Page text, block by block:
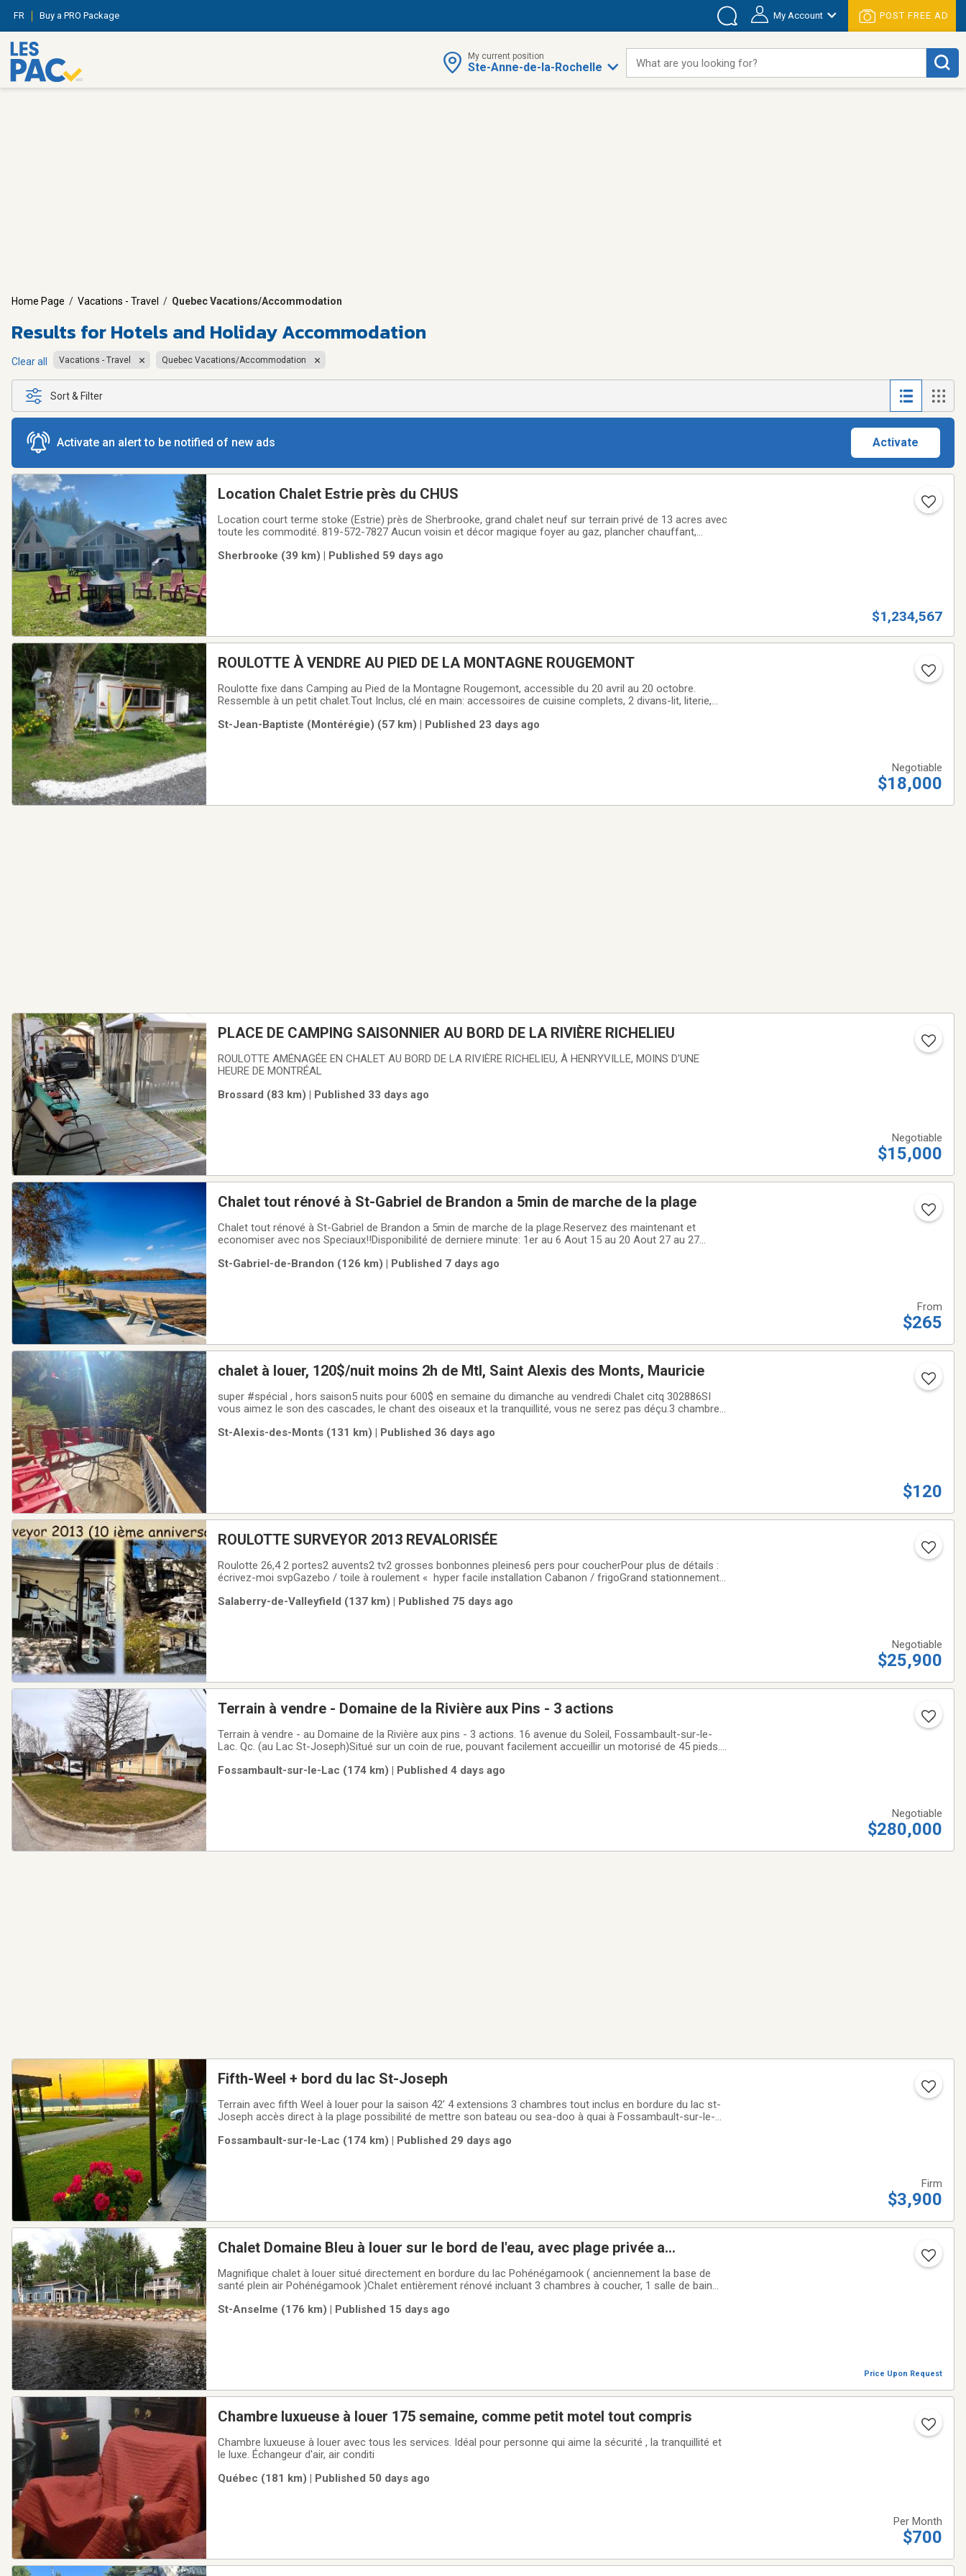
FR Buy a PRO Package My Account POST FREE AD
My current position
Ste-Anne-de-la-Rochelle What are you looking for?
Home Page / Vacations - Travel / Quebec Vacations/Accommodation
Results forHotels and Holiday Accommodation
Clear all Vacations - Travel Quebec Vacations/Accommodation
Sort & Filter
Activate an alert to be notified of new ads Activate
Location Chalet Estrie près du CHUS
Location court terme stoke (Estrie) près de Sherbrooke, grand chalet neuf sur terrain privé de 13 acres avec
toute les commodité. 819-572-7827 Aucun voisin et décor magique foyer au gaz, plancher chauffant,
terrain de pratique de golf,
Sherbrooke (39 km) | Published 59 days ago
$1,234,567
ROULOTTE À VENDRE AU PIED DE LA MONTAGNE ROUGEMONT
Roulotte fixe dans Camping au Pied de la Montagne Rougemont, accessible du 20 avril au 20 octobre.
Ressemble à un petit chalet.Tout Inclus, clé en main: accessoires de cuisine complets, 2 divans-lit, literie,
objets utiles. Patio 12' X 12'.
St-Jean-Baptiste (Montérégie) (57 km) | Published 23 days ago
Negotiable
$18,000
PLACE DE CAMPING SAISONNIER AU BORD DE LA RIVIÈRE RICHELIEU
ROULOTTE AMÉNAGÉE EN CHALET AU BORD DE LA RIVIÈRE RICHELIEU, À HENRYVILLE, MOINS D'UNE
HEURE DE MONTRÉAL
Brossard (83 km) | Published 33 days ago
Negotiable
$15,000
Chalet tout rénové à St-Gabriel de Brandon a 5min de marche de la plage
Chalet tout rénové à St-Gabriel de Brandon a 5min de marche de la plage.Reservez des maintenant et
economiser avec nos Speciaux!!Disponibilité de derniere minute: 1er au 6 Aout 15 au 20 Aout 27 au 27
St-Gabriel-de-Brandon (126 km) | Published 7 days ago
From
$265
chalet à louer, 120$/nuit moins 2h de Mtl, Saint Alexis des Monts, Mauricie
super #spécial , hors saison5 nuits pour 600$ en semaine du dimanche au vendredi Chalet citq 302886SI
vous aimez le son des cascades, le chant des oiseaux et la tranquillité, vous ne serez pas déçu.3 chambres,
#PetFriendly petit frais
St-Alexis-des-Monts (131 km) | Published 36 days ago
$120
ROULOTTE SURVEYOR 2013 REVALORISÉE
Roulotte 26,4 2 portes2 auvents2 tv2 grosses bonbonnes pleines6 pers pour coucherPour plus de détails :
écrivez-moi svpGazebo / toile à roulement « hyper facile installation Cabanon / frigoGrand stationnement
Salaberry-de-Valleyfield (137 km) | Published 75 days ago
Negotiable
$25,900
Terrain à vendre - Domaine de la Rivière aux Pins - 3 actions
Terrain à vendre - au Domaine de la Rivière aux pins - 3 actions. 16 avenue du Soleil, Fossambault-sur-le-
Lac. Qc. (au Lac St-Joseph)Situé sur un coin de rue, pouvant facilement accueillir un motorisé de 45 pieds.
St-Joseph, activités
Fossambault-sur-le-Lac (174 km) | Published 4 days ago
Negotiable
$280,000
Fifth-Weel + bord du lac St-Joseph
Terrain avec fifth Weel à louer pour la saison ￼42’ 4 extensions 3 chambres tout inclus en bordure du lac st-
Joseph accès direct à la plage possibilité de mettre son bateau ou sea-doo à quai à Fossambault-sur-le-
Fossambault-sur-le-Lac (174 km) | Published 29 days ago
Firm
$3,900
Chalet Domaine Bleu à louer sur le bord de l'eau, avec plage privée a
Pohénégamook dans la région du Témiscouata membre CITCQ 301147
Magnifique chalet à louer situé directement en bordure du lac Pohénégamook ( anciennement la base de
santé plein air Pohénégamook )Chalet entièrement rénové incluant 3 chambres à coucher, 1 salle de bain
maximum de 7 personnes.Plage
St-Anselme (176 km) | Published 15 days ago
Price Upon Request
Chambre luxueuse à louer 175 semaine, comme petit motel tout compris
Chambre luxueuse à louer avec tous les services. Idéal pour personne qui aime la sécurité , la tranquillité et
le luxe. Échangeur d'air, air conditi
Québec (181 km) | Published 50 days ago
Per Month
$700